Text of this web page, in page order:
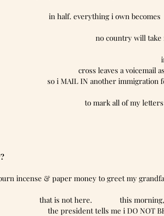
in half. everything i own becomes
no country will take
cross leaves a voicemail
so i MAIL IN another immigration
to mark all of my letters
incense & paper money to greet my
that is not here.              this
the president tells me i DO NOT